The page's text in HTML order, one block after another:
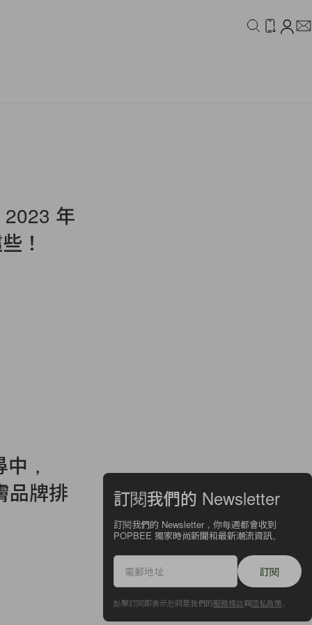
年
！
，
品牌排
訂閱我們的 Newsletter
訂閱我們的 Newsletter，你每週都會收到
POPBEE 獨家時尚新聞和最新潮流資訊。
訂閱
點擊訂閱即表示您同意我們的服務條款與隱私政策